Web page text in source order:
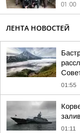
01:00
ЛЕНТА НОВОСТЕЙ
01:55
01:11